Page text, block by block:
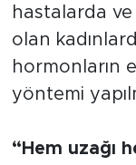
hastalarda
olan
hormonların
yöntemi
“Hem uzağı